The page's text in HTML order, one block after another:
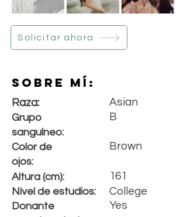
Solicitar ahora
Sobre mí:
Raza:
Grupo
sanguíneo:
Color de
ojos:
Altura (cm):
Nivel de estudios:
Donante
Asian
B
Brown
161
College
Yes